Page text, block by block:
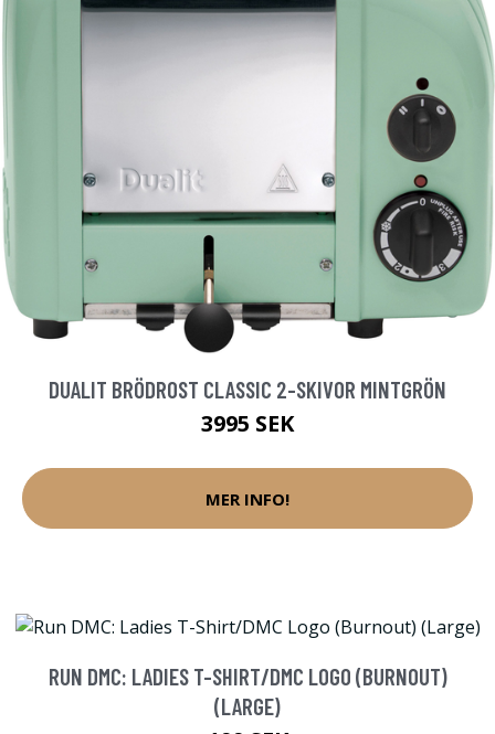
DUALIT BRÖDROST CLASSIC 2-SKIVOR MINTGRÖN
3995 SEK
MER INFO!
RUN DMC: LADIES T-SHIRT/DMC LOGO (BURNOUT)
(LARGE)